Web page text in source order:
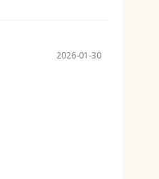
2026-01-30